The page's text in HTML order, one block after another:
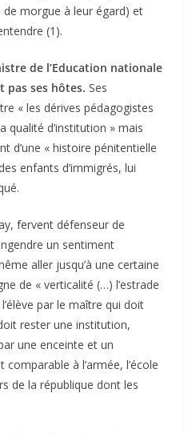
morgue à leur égard) et
(1).
de l’Education nationale
pas ses hôtes. Ses
« les dérives pédagogistes
qualité d’institution » mais
d’une « histoire pénitentielle
enfants d’immigrés, lui
fervent défenseur de
un sentiment
aller jusqu’à une certaine
de « verticalité (…) l’estrade
par le maître qui doit
rester une institution,
une enceinte et un
à l’armée, l’école
de la république dont les